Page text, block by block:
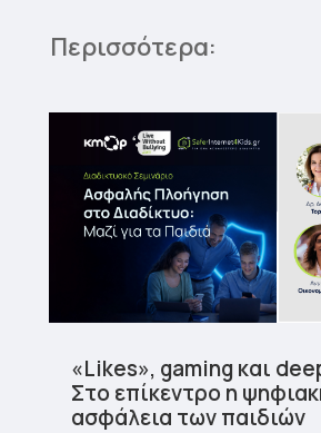
Περισσότερα:
«Likes», gaming και
Στο επίκεντρο η
ασφάλεια των παιδιών